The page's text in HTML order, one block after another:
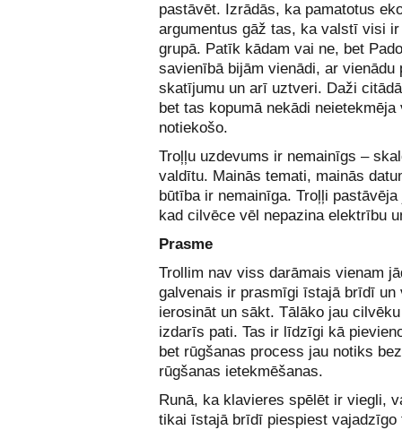
pastāvēt. Izrādās, ka pamatotus
argumentus gāž tas, ka valstī visi ir
grupā. Patīk kādam vai ne, bet
savienībā bijām vienādi, ar vienādu
skatījumu un arī uztveri. Daži
bet tas kopumā nekādi neietekmēja
notiekošo.
Troļļu uzdevums ir nemainīgs –
valdītu. Mainās temati, mainās
būtība ir nemainīga. Troļļi pastāvēja
kad cilvēce vēl nepazina elektrību
Prasme
Trollim nav viss darāmais vienam
galvenais ir prasmīgi īstajā brīdī un
ierosināt un sākt. Tālāko jau
izdarīs pati. Tas ir līdzīgi kā
bet rūgšanas process jau notiks
rūgšanas ietekmēšanas.
Runā, ka klavieres spēlēt ir viegli,
tikai īstajā brīdī piespiest vajadzīgo